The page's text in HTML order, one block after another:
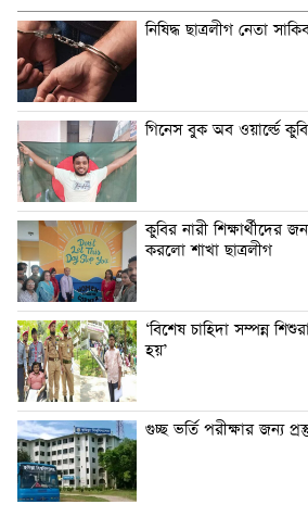
নিষিদ্ধ ছাত্রলীগ নেতা
গিনেস বুক অব ওয়ার্ল্ডে কুবি
কুবির নারী শিক্ষার্থীদের
করলো শাখা ছাত্রলীগ
‘বিশেষ চাহিদা সম্পন্ন
হয়’
গুচ্ছ ভর্তি পরীক্ষার জন্য